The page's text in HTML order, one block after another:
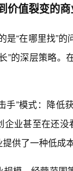
价值裂变的
是“在哪里找”
”的深层策略
手”模式：降低
企业甚至在还
供了一种低成